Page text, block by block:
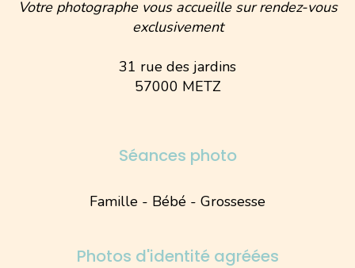
Votre photographe vous accueille sur rendez-vous
exclusivement
31 rue des jardins
57000 METZ
Séances photo
Famille - Bébé - Grossesse
Photos d'identité agréées